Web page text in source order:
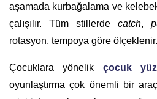
aşamada kurbağalama ve
çalışılır. Tüm stillerde catch,
rotasyon, tempoya göre ölçeklenir.
Çocuklara yönelik çocuk
oyunlaştırma çok önemli bir